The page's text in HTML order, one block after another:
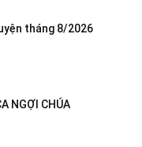
tháng 8/2026
NGỢI CHÚA